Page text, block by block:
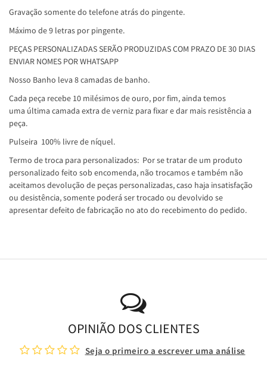
Gravação somente do telefone atrás do pingente.
Máximo de 9 letras por pingente.
PEÇAS PERSONALIZADAS SERÃO PRODUZIDAS COM PRAZO DE 30 DIAS
ENVIAR NOMES POR WHATSAPP
Nosso Banho leva 8 camadas de banho.
Cada peça recebe 10 milésimos de ouro, por fim, ainda temos
uma última camada extra de verniz para fixar e dar mais resistência a
peça.
Pulseira 100% livre de níquel.
Termo de troca para personalizados: Por se tratar de um produto
personalizado feito sob encomenda, não trocamos e também não
aceitamos devolução de peças personalizadas, caso haja insatisfação
ou desistência, somente poderá ser trocado ou devolvido se
apresentar defeito de fabricação no ato do recebimento do pedido.
OPINIÃO DOS CLIENTES
Seja o primeiro a escrever uma análise